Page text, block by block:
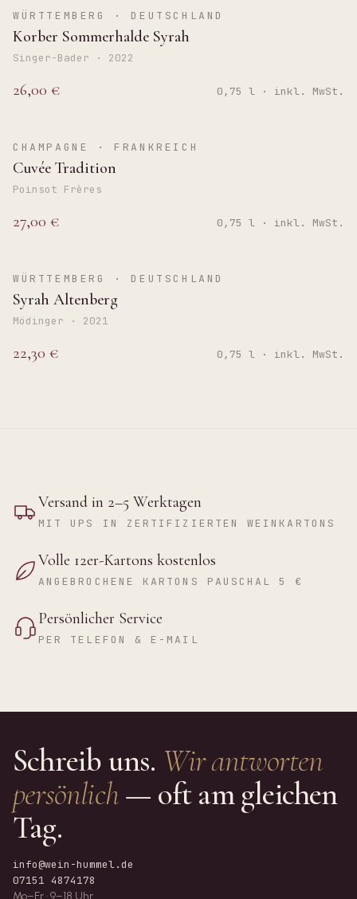
TROCKEN
WÜRTTEMBERG · DEUTSCHLAND
Korber Sommerhalde Syrah
Singer-Bader · 2022
26,00 € 0,75 l · inkl. MwSt.
BRUT
CHAMPAGNE · FRANKREICH
Cuvée Tradition
Poinsot Frères
27,00 € 0,75 l · inkl. MwSt.
TROCKEN
WÜRTTEMBERG · DEUTSCHLAND
Syrah Altenberg
Mödinger · 2021
22,30 € 0,75 l · inkl. MwSt.
Versand in 2–5 Werktagen
MIT UPS IN ZERTIFIZIERTEN WEINKARTONS
Volle 12er-Kartons kostenlos
ANGEBROCHENE KARTONS PAUSCHAL 5 €
Persönlicher Service
PER TELEFON & E-MAIL
Schreib uns. Wir antworten
persönlich— oft am gleichen
Tag.
info@wein-hummel.de
07151 4874178
Mo–Fr · 9–18 Uhr